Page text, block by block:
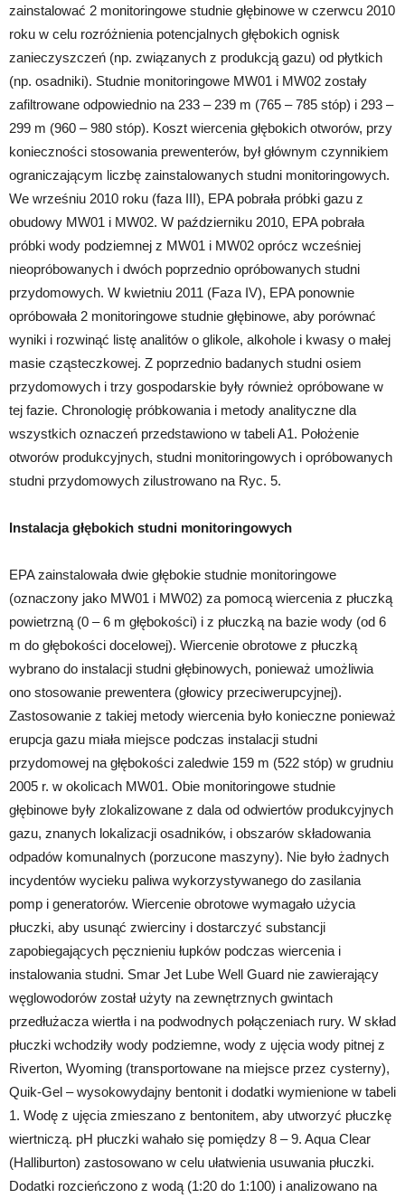
zainstalować 2 monitoringowe studnie głębinowe w czerwcu 2010
roku w celu rozróżnienia potencjalnych głębokich ognisk
zanieczyszczeń (np. związanych z produkcją gazu) od płytkich
(np. osadniki). Studnie monitoringowe MW01 i MW02 zostały
zafiltrowane odpowiednio na 233 – 239 m (765 – 785 stóp) i 293 –
299 m (960 – 980 stóp). Koszt wiercenia głębokich otworów, przy
konieczności stosowania prewenterów, był głównym czynnikiem
ograniczającym liczbę zainstalowanych studni monitoringowych.
We wrześniu 2010 roku (faza III), EPA pobrała próbki gazu z
obudowy MW01 i MW02. W październiku 2010, EPA pobrała
próbki wody podziemnej z MW01 i MW02 oprócz wcześniej
nieopróbowanych i dwóch poprzednio opróbowanych studni
przydomowych. W kwietniu 2011 (Faza IV), EPA ponownie
opróbowała 2 monitoringowe studnie głębinowe, aby porównać
wyniki i rozwinąć listę analitów o glikole, alkohole i kwasy o małej
masie cząsteczkowej. Z poprzednio badanych studni osiem
przydomowych i trzy gospodarskie były również opróbowane w
tej fazie. Chronologię próbkowania i metody analityczne dla
wszystkich oznaczeń przedstawiono w tabeli A1. Położenie
otworów produkcyjnych, studni monitoringowych i opróbowanych
studni przydomowych zilustrowano na Ryc. 5.
Instalacja głębokich studni monitoringowych
EPA zainstalowała dwie głębokie studnie monitoringowe
(oznaczony jako MW01 i MW02) za pomocą wiercenia z płuczką
powietrzną (0 – 6 m głębokości) i z płuczką na bazie wody (od 6
m do głębokości docelowej). Wiercenie obrotowe z płuczką
wybrano do instalacji studni głębinowych, ponieważ umożliwia
ono stosowanie prewentera (głowicy przeciwerupcyjnej).
Zastosowanie z takiej metody wiercenia było konieczne ponieważ
erupcja gazu miała miejsce podczas instalacji studni
przydomowej na głębokości zaledwie 159 m (522 stóp) w grudniu
2005 r. w okolicach MW01. Obie monitoringowe studnie
głębinowe były zlokalizowane z dala od odwiertów produkcyjnych
gazu, znanych lokalizacji osadników, i obszarów składowania
odpadów komunalnych (porzucone maszyny). Nie było żadnych
incydentów wycieku paliwa wykorzystywanego do zasilania
pomp i generatorów. Wiercenie obrotowe wymagało użycia
płuczki, aby usunąć zwierciny i dostarczyć substancji
zapobiegających pęcznieniu łupków podczas wiercenia i
instalowania studni. Smar Jet Lube Well Guard nie zawierający
węglowodorów został użyty na zewnętrznych gwintach
przedłużacza wiertła i na podwodnych połączeniach rury. W skład
płuczki wchodziły wody podziemne, wody z ujęcia wody pitnej z
Riverton, Wyoming (transportowane na miejsce przez cysterny),
Quik-Gel – wysokowydajny bentonit i dodatki wymienione w tabeli
1. Wodę z ujęcia zmieszano z bentonitem, aby utworzyć płuczkę
wiertniczą. pH płuczki wahało się pomiędzy 8 – 9. Aqua Clear
(Halliburton) zastosowano w celu ułatwienia usuwania płuczki.
Dodatki rozcieńczono z wodą (1:20 do 1:100) i analizowano na